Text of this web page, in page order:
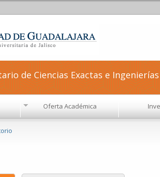
de Ciencias Exactas e Ingenierías
Oferta Académica